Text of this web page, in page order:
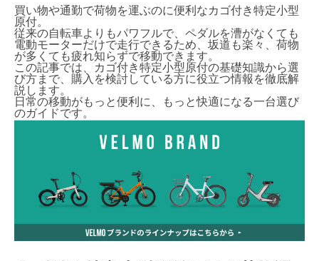
買い物や通勤で荷物を運ぶのに便利なカゴ付き特定小型
原付。
従来の自転車よりもパワフルで、ペダルを漕がなくても
電動モーターだけで走行できるため、坂道も楽々、荷物
が多くても疲れ知らずで移動できます。
この記事では、カゴ付き特定小型原付の基礎知識から選
び方まで、購入を検討している方に役立つ情報を徹底解
説します。
日常の移動がもっと便利に、もっと快適になる一台選び
のガイドです。